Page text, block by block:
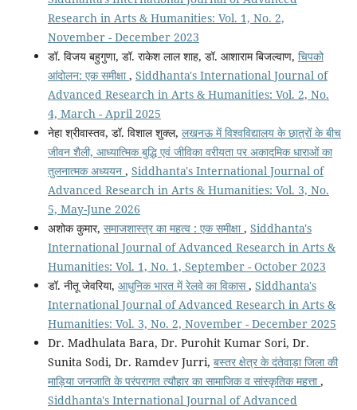
Research in Arts & Humanities: Vol. 1, No. 2,
November - December 2023
डॉ. विजय बहुगुणा, डॉ. राकेश लाल शाह, डॉ. आशाराम बिजल्वाण, चिपको
आंदोलन: एक समीक्षा, Siddhanta's International Journal of
Advanced Research in Arts & Humanities: Vol. 2, No.
4, March - April 2025
नेहा श्रीवास्तव, डॉ. विशाल शुक्ल, लखनऊ में विश्वविद्यालय के छात्रों के बीच
जीवन शैली, आध्यात्मिक बुद्धि एवं जीविका वरीयता पर अकादमिक धाराओं का
तुलनात्मक अध्ययन , Siddhanta's International Journal of
Advanced Research in Arts & Humanities: Vol. 3, No.
5, May-June 2026
अशोक कुमार, समाजशास्त्र का महत्व : एक समीक्षा, Siddhanta's
International Journal of Advanced Research in Arts &
Humanities: Vol. 1, No. 1, September - October 2023
डॉ. नीतू जेवरिया, आधुनिक भारत में रेलवे का विकास, Siddhanta's
International Journal of Advanced Research in Arts &
Humanities: Vol. 3, No. 2, November - December 2025
Dr. Madhulata Bara, Dr. Purohit Kumar Sori, Dr.
Sunita Sodi, Dr. Ramdev Jurri, बस्तर क्षेत्र के दंतेवाड़ा जिला की
माड़िया जनजाति के परंपरागत त्यौहार का सामाजिक व सांस्कृतिक महत्ता,
Siddhanta's International Journal of Advanced